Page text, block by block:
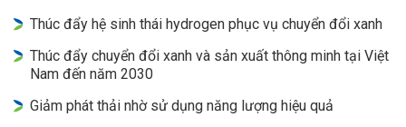
Thúc đẩy hệ sinh thái hydrogen phục vụ chuyển đổi xanh
Thúc đẩy chuyển đổi xanh và sản xuất thông minh tại Việt
Nam đến năm 2030
Giảm phát thải nhờ sử dụng năng lượng hiệu quả